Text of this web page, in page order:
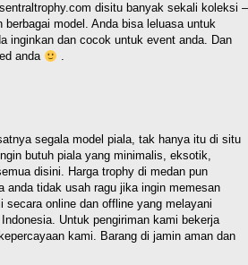
disitu banyak sekali koleksi –
berbagai model. Anda bisa leluasa untuk
inginkan dan cocok untuk event anda. Dan
anda
.
segala model piala, tak hanya itu di situ
butuh piala yang minimalis, eksotik,
disini. Harga trophy di medan pun
anda tidak usah ragu jika ingin memesan
secara online dan offline yang melayani
Untuk pengiriman kami bekerja
kami. Barang di jamin aman dan